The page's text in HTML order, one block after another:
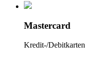
Mastercard
Kredit-/Debitkarten